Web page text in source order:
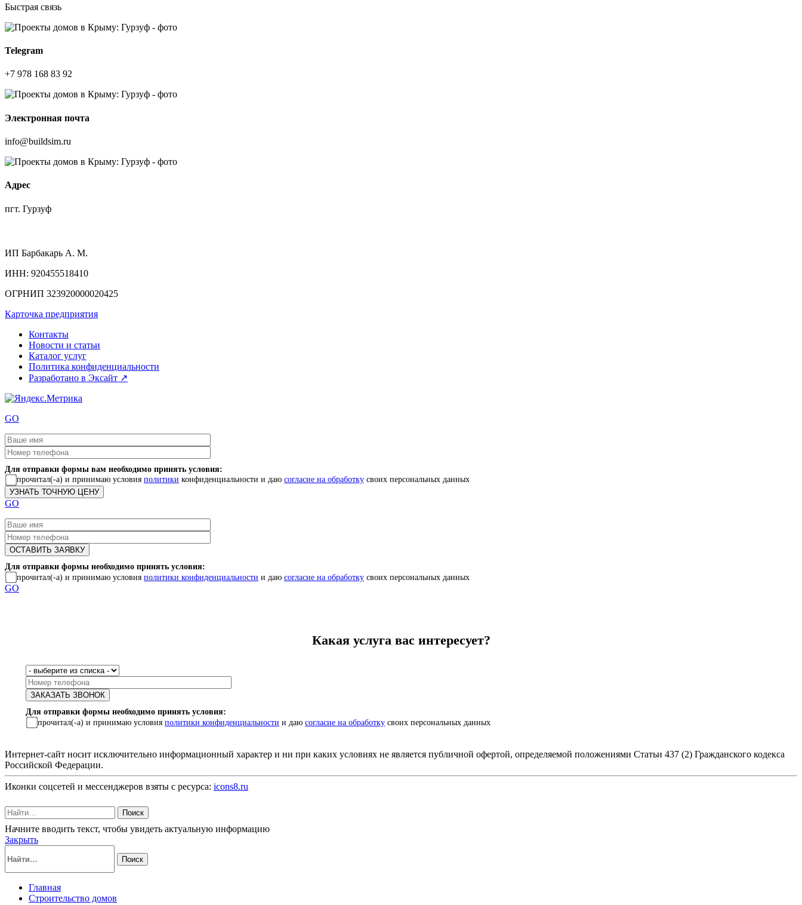
Быстрая связь
Telegram
+7 978 168 83 92
Электронная почта
info@buildsim.ru
Адрес
пгт. Гурзуф
ИП Барбакарь А. М.
ИНН: 920455518410
ОГРНИП 323920000020425
Карточка предприятия
Контакты
Новости и статьи
Каталог услуг
Политика конфиденциальности
Разработано в Эксайт ↗
GO
Для отправки формы вам необходимо принять условия:
прочитал(-а) и принимаю условия политики конфиденциальности и даю согласие на обработку своих персональных данных
GO
Для отправки формы необходимо принять условия:
прочитал(-а) и принимаю условия политики конфиденциальности и даю согласие на обработку своих персональных данных
GO
Какая услуга вас интересует?
Для отправки формы необходимо принять условия:
прочитал(-а) и принимаю условия политики конфиденциальности и даю согласие на обработку своих персональных данных
Интернет-сайт носит исключительно информационный характер и ни при каких условиях не является публичной офертой, определяемой положениями Статьи 437 (2) Гражданского кодекса
Российской Федерации.
Иконки соцсетей и мессенджеров взяты с ресурса: icons8.ru
Поиск
Начните вводить текст, чтобы увидеть актуальную информацию
Закрыть
Поиск
Главная
Строительство домов